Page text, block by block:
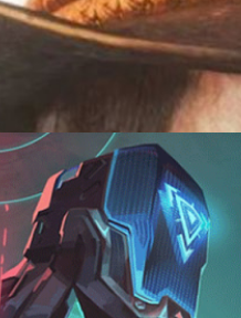
League (ADL) และผู้เชี่ยวชาญ
2 เป็นเกมที่มีการรีพอร์ตข้อหา
วยการรีพอร์ตจากผู้เล่นทั้งหมด